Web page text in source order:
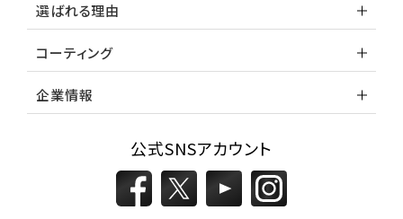
選ばれる理由
コーティング
企業情報
公式SNSアカウント